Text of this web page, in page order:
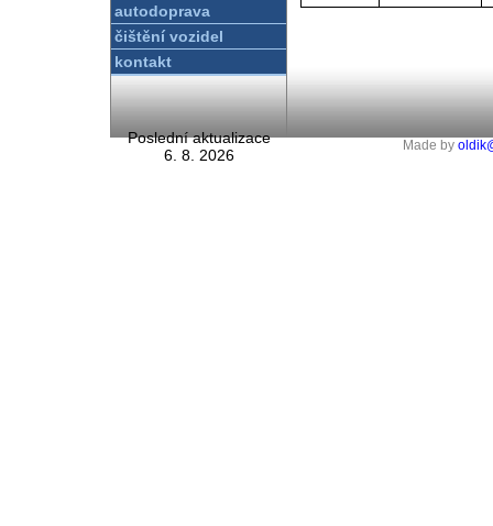
autodoprava
čištění vozidel
kontakt
Poslední aktualizace
6. 8. 2026
Made by